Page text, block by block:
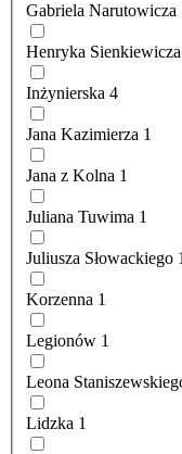
Gabriela Narutowicza
Henryka Sienkiewicza
Inżynierska 4
Jana Kazimierza 1
Jana z Kolna 1
Juliana Tuwima 1
Juliusza Słowackiego 1
Korzenna 1
Legionów 1
Leona
Lidzka 1